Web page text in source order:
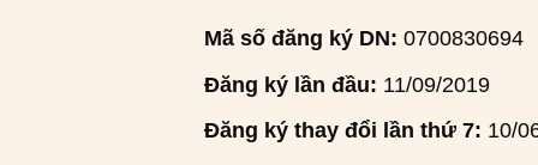
Mã số đăng ký DN: 0700830694
Đăng ký lần đầu: 11/09/2019
Đăng ký thay đổi lần thứ 7: 10/